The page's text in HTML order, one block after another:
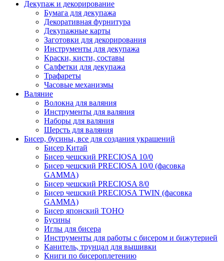
Декупаж и декорирование
Бумага для декупажа
Декоративная фурнитура
Декупажные карты
Заготовки для декорирования
Инструменты для декупажа
Краски, кисти, составы
Салфетки для декупажа
Трафареты
Часовые механизмы
Валяние
Волокна для валяния
Инструменты для валяния
Наборы для валяния
Шерсть для валяния
Бисер, бусины, все для создания украшений
Бисер Китай
Бисер чешский PRECIOSA 10/0
Бисер чешский PRECIOSA 10/0 (фасовка
GAMMA)
Бисер чешский PRECIOSA 8/0
Бисер чешский PRECIOSA TWIN (фасовка
GAMMA)
Бисер японский TOHO
Бусины
Иглы для бисера
Инструменты для работы с бисером и бижутерией
Канитель, трунцал для вышивки
Книги по бисероплетению